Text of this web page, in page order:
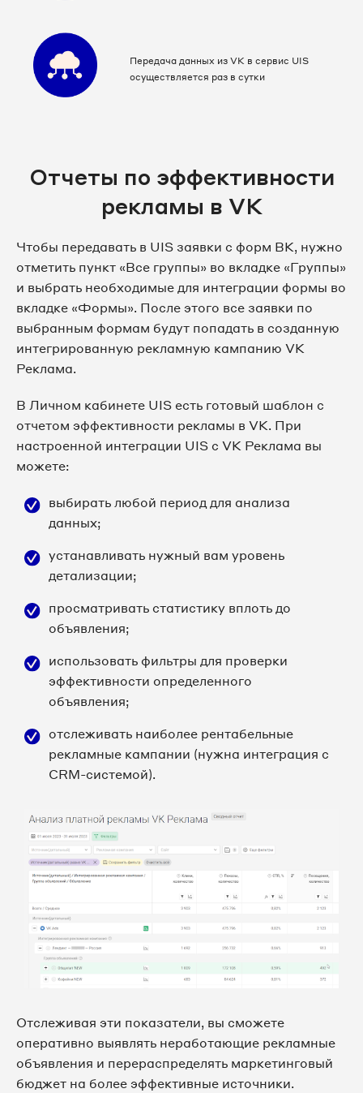
Передача данных из VK в сервис UIS
осуществляется раз в сутки
Отчеты по эффективности
рекламы в VK
Чтобы передавать в UIS заявки с форм ВК, нужно
отметить пункт «Все группы» во вкладке «Группы»
и выбрать необходимые для интеграции формы во
вкладке «Формы». После этого все заявки по
выбранным формам будут попадать в созданную
интегрированную рекламную кампанию VK
Реклама.
В Личном кабинете UIS есть готовый шаблон с
отчетом эффективности рекламы в VK. При
настроенной интеграции UIS c VK Реклама вы
можете:
выбирать любой период для анализа
данных;
устанавливать нужный вам уровень
детализации;
просматривать статистику вплоть до
объявления;
использовать фильтры для проверки
эффективности определенного
объявления;
отслеживать наиболее рентабельные
рекламные кампании (нужна интеграция с
CRM-системой).
Отслеживая эти показатели, вы сможете
оперативно выявлять неработающие рекламные
объявления и перераспределять маркетинговый
бюджет на более эффективные источники.